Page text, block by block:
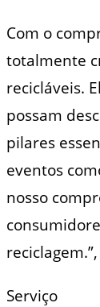
Com o
totalmente
recicláveis.
possam
pilares
eventos
nosso
Serviço